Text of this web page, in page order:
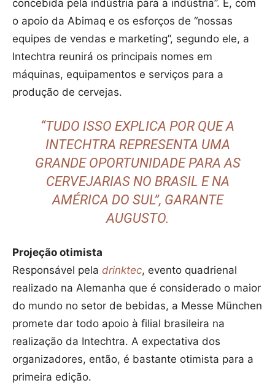
concebida pela indústria para a indústria”. E, com
o apoio da Abimaq e os esforços de “nossas
equipes de vendas e marketing”, segundo ele, a
Intechtra reunirá os principais nomes em
máquinas, equipamentos e serviços para a
produção de cervejas.
“TUDO ISSO EXPLICA POR QUE A
INTECHTRA REPRESENTA UMA
GRANDE OPORTUNIDADE PARA AS
CERVEJARIAS NO BRASIL E NA
AMÉRICA DO SUL”, GARANTE
AUGUSTO.
Projeção otimista
Responsável pela drinktec, evento quadrienal
realizado na Alemanha que é considerado o maior
do mundo no setor de bebidas, a Messe München
promete dar todo apoio à filial brasileira na
realização da Intechtra. A expectativa dos
organizadores, então, é bastante otimista para a
primeira edição.